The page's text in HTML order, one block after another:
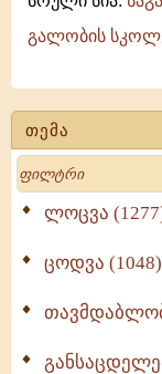
თემა
Search
ლოცვა
ცოდვა (1048)
გალობის